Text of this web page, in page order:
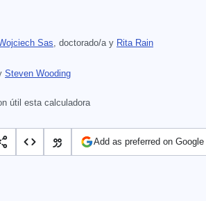
Sas, doctorado/ay Rita Rain
Steven Wooding
útil esta calculadora
Add as preferred on Google